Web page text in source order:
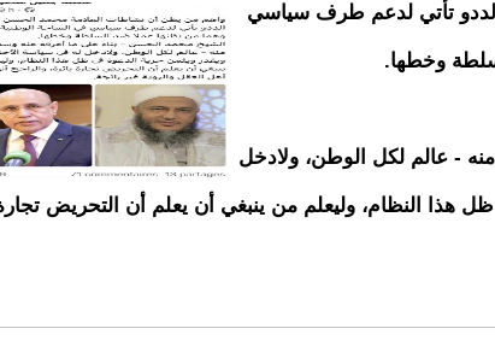
تأتي لدعم طرف سياسي
وخطها.
- عالم لكل الوطن، ولادخل
هذا النظام، وليعلم من ينبغي أن يعلم أن التحريض